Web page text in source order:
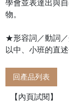
學會並表達出與
物。
★形容詞／動詞／
以中、小班的直
回產品列表
【內頁試閱】